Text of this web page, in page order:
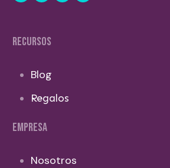
RECURSOS
Blog
Regalos
EMPRESA
Nosotros